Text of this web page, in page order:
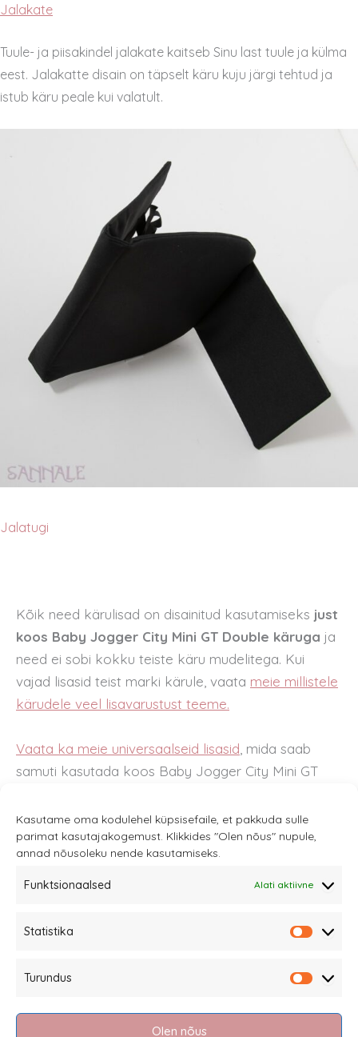
Kasutame oma kodulehel küpsisefaile, et pakkuda sulle
parimat kasutajakogemust. Klikkides "Olen nõus" nupule,
annad nõusoleku nende kasutamiseks.
Funktsionaalsed Alati aktiivne
Statistika
Turundus
Olen nõus
Jalakate
Tuule- ja piisakindel jalakate kaitseb Sinu last tuule ja külma
eest. Jalakatte disain on täpselt käru kuju järgi tehtud ja
istub käru peale kui valatult.
Jalatugi
Kõik need kärulisad on disainitud kasutamiseks just
koos Baby Jogger City Mini GT Double käruga ja
need ei sobi kokku teiste käru mudelitega. Kui
vajad lisasid teist marki kärule, vaata meie millistele
kärudele veel lisavarustust teeme.
Vaata ka meie universaalseid lisasid , mida saab
samuti kasutada koos Baby Jogger City Mini GT
Müügitingimused
Kauba tagastamine